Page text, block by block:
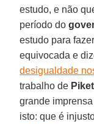
estudo, e não
período do
estudo para
equivocada e
desigualdade
trabalho de
grande
isto: que é